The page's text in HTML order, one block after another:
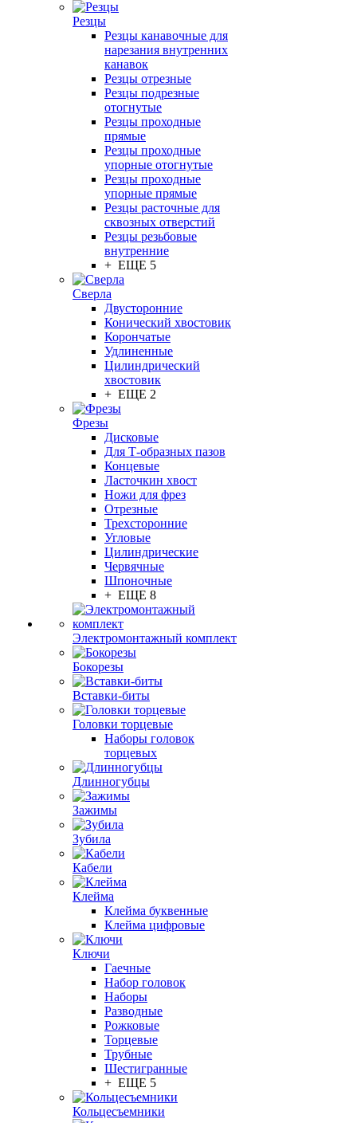
Резцы
Резцы канавочные для
нарезания внутренних
канавок
Резцы отрезные
Резцы подрезные
отогнутые
Резцы проходные
прямые
Резцы проходные
упорные отогнутые
Резцы проходные
упорные прямые
Резцы расточные для
сквозных отверстий
Резцы резьбовые
внутренние
+ ЕЩЕ 5
Сверла
Двусторонние
Конический хвостовик
Корончатые
Удлиненные
Цилиндрический
хвостовик
+ ЕЩЕ 2
Фрезы
Дисковые
Для Т-образных пазов
Концевые
Ласточкин хвост
Ножи для фрез
Отрезные
Трехсторонние
Угловые
Цилиндрические
Червячные
Шпоночные
+ ЕЩЕ 8
Электромонтажный комплект
Бокорезы
Вставки-биты
Головки торцевые
Наборы головок
торцевых
Длинногубцы
Зажимы
Зубила
Кабели
Клейма
Клейма буквенные
Клейма цифровые
Ключи
Гаечные
Набор головок
Наборы
Разводные
Рожковые
Торцевые
Трубные
Шестигранные
+ ЕЩЕ 5
Кольцесъемники